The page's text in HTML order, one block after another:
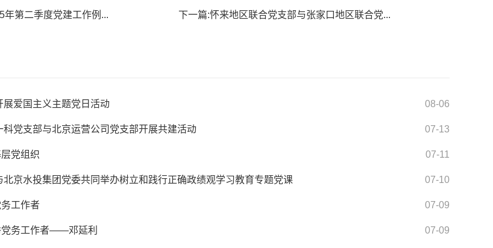
年第二季度党建工作例... 下一篇:怀来地区联合党支部与张家口地区联合党...
爱国主义主题党日活动 08-06
党支部与北京运营公司党支部开展共建活动 07-13
党组织 07-11
北京水投集团党委共同举办树立和践行正确政绩观学习教育专题党课 07-10
工作者 07-09
党务工作者——邓延利 07-09